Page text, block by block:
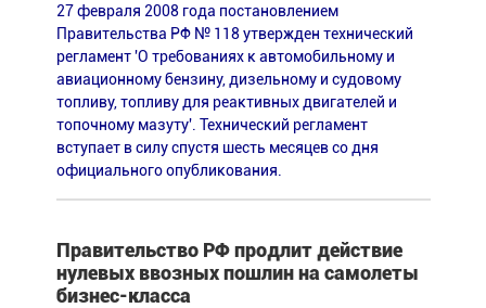
27 февраля 2008 года постановлением
Правительства РФ № 118 утвержден технический
регламент 'О требованиях к автомобильному и
авиационному бензину, дизельному и судовому
топливу, топливу для реактивных двигателей и
топочному мазуту'. Технический регламент
вступает в силу спустя шесть месяцев со дня
официального опубликования.
Правительство РФ продлит действие
нулевых ввозных пошлин на самолеты
бизнес-класса